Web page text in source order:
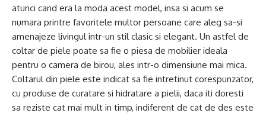
atunci cand era la moda acest model, insa si acum se
numara printre favoritele multor persoane care aleg sa-si
amenajeze livingul intr-un stil clasic si elegant. Un astfel de
coltar de piele poate sa fie o piesa de mobilier ideala
pentru o camera de birou, ales intr-o dimensiune mai mica.
Coltarul din piele este indicat sa fie intretinut corespunzator,
cu produse de curatare si hidratare a pielii, daca iti doresti
sa reziste cat mai mult in timp, indiferent de cat de des este